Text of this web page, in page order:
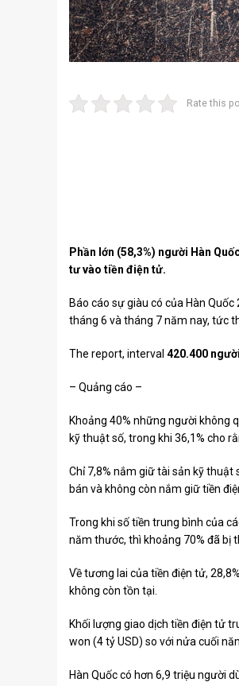
Rate this
Phần lớn (58,3%) người Hàn
tư vào tiền điện tử.
Báo cáo sự giàu có của Hàn Quốc
tháng 6 và tháng 7 năm nay, tức
The report, interval 420.400
– Quảng cáo –
Khoảng 40% những người không
kỹ thuật số, trong khi 36,1% cho
Chỉ 7,8% nắm giữ tài sản kỹ
bán và không còn nắm giữ tiền
Trong khi số tiền trung bình của
năm thước, thì khoảng 70% đã bị
Về tương lai của tiền điện tử,
không còn tồn tại.
Khối lượng giao dịch tiền điện tử
won (4 tỷ USD) so với nửa cuối
Hàn Quốc có hơn 6,9 triệu người